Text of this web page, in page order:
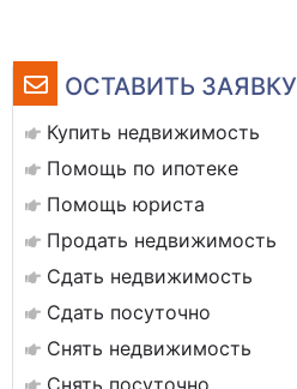
ОСТАВИТЬ ЗАЯВКУ
Купить недвижимость
Помощь по ипотеке
Помощь юриста
Продать недвижимость
Сдать недвижимость
Сдать посуточно
Снять недвижимость
Снять посуточно